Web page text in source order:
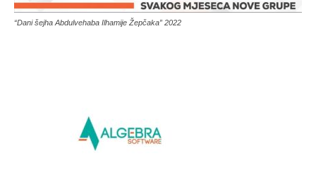
“Dani šejha Abdulvehaba Ilhamije Žepčaka” 2022